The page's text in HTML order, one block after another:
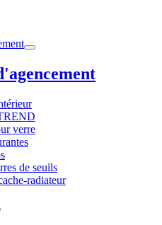
verre
de seuils
radiateur